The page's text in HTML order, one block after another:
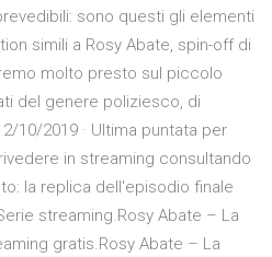
sono questi gli elementi
simili a Rosy Abate, spin-off di
molto presto sul piccolo
del genere poliziesco, di
10/2019 · Ultima puntata per
in streaming consultando
la replica dell'episodio finale
streaming.Rosy Abate – La
gratis.Rosy Abate – La